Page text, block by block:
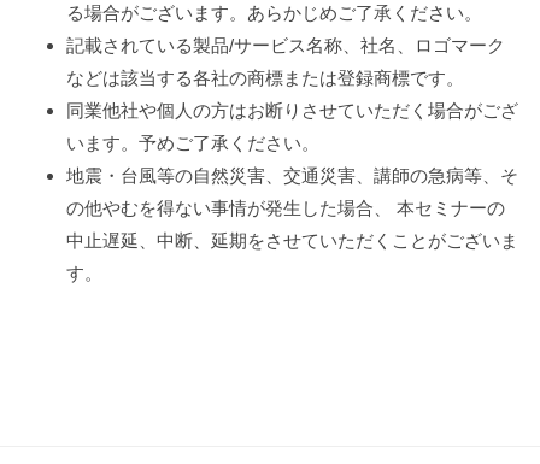
る場合がございます。あらかじめご了承ください。
記載されている製品/サービス名称、社名、ロゴマーク
などは該当する各社の商標または登録商標です。
同業他社や個人の方はお断りさせていただく場合がござ
います。予めご了承ください。
地震・台風等の自然災害、交通災害、講師の急病等、そ
の他やむを得ない事情が発生した場合、 本セミナーの
中止遅延、中断、延期をさせていただくことがございま
す。